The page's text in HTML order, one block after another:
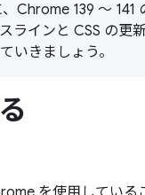
Chrome 139 ～ 141
ラインと CSS の更
いきましょう。